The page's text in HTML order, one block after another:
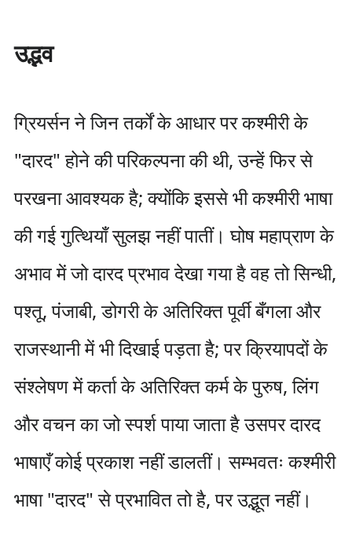
उद्भव
ग्रियर्सन ने जिन तर्कों के आधार पर कश्मीरी के
"दारद" होने की परिकल्पना की थी, उन्हें फिर से
परखना आवश्यक है; क्योंकि इससे भी कश्मीरी भाषा
की गई गुत्थियाँ सुलझ नहीं पातीं। घोष महाप्राण के
अभाव में जो दारद प्रभाव देखा गया है वह तो सिन्धी,
पश्तू, पंजाबी, डोगरी के अतिरिक्त पूर्वी बँगला और
राजस्थानी में भी दिखाई पड़ता है; पर क्रियापदों के
संश्लेषण में कर्ता के अतिरिक्त कर्म के पुरुष, लिंग
और वचन का जो स्पर्श पाया जाता है उसपर दारद
भाषाएँ कोई प्रकाश नहीं डालतीं। सम्भवतः कश्मीरी
भाषा "दारद" से प्रभावित तो है, पर उद्भूत नहीं।